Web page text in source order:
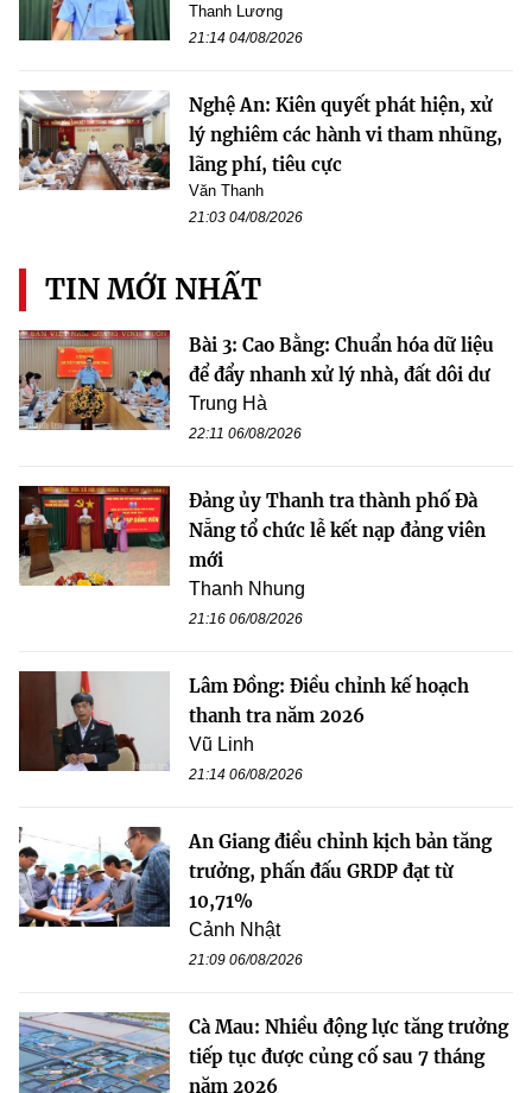
Thanh Lương
21:14 04/08/2026
Nghệ An: Kiên quyết phát hiện, xử
lý nghiêm các hành vi tham nhũng,
lãng phí, tiêu cực
Văn Thanh
21:03 04/08/2026
TIN MỚI NHẤT
Bài 3: Cao Bằng: Chuẩn hóa dữ liệu
để đẩy nhanh xử lý nhà, đất dôi dư
Trung Hà
22:11 06/08/2026
Đảng ủy Thanh tra thành phố Đà
Nẵng tổ chức lễ kết nạp đảng viên
mới
Thanh Nhung
21:16 06/08/2026
Lâm Đồng: Điều chỉnh kế hoạch
thanh tra năm 2026
Vũ Linh
21:14 06/08/2026
An Giang điều chỉnh kịch bản tăng
trưởng, phấn đấu GRDP đạt từ
10,71%
Cảnh Nhật
21:09 06/08/2026
Cà Mau: Nhiều động lực tăng trưởng
tiếp tục được củng cố sau 7 tháng
năm 2026